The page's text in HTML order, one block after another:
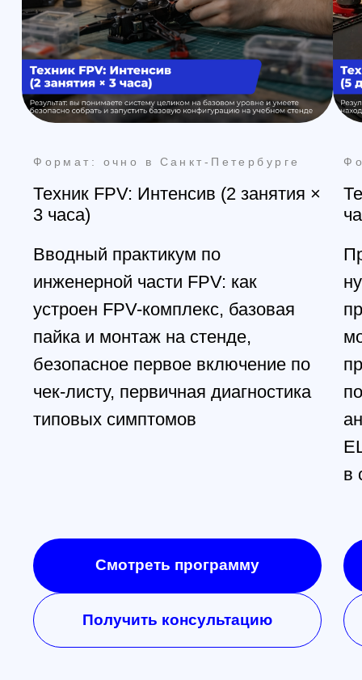
Контакты
Ежедневно, 9:30 - 22:00
manager@skyindustry.ru
наб. Обводного канала, 14,
корп.4, оф.109, м. Пл.
Александра Невского
Санкт-Петербург
manager@skyindustry.ru
ул.Малахитовая, 7, м.
Москва
+7 (812) 648-47-42